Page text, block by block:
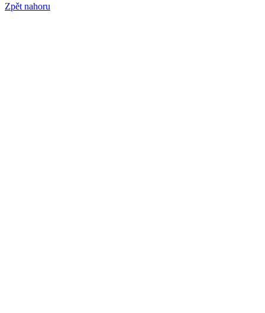
Zpět nahoru